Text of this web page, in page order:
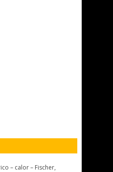
– calor – Fischer,